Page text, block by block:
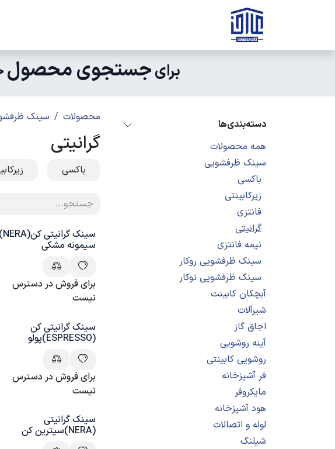
صرف نظر و مشاهده محتوا
برایجستجوی محصول
دسته‌بندی‌ها
همه محصولات
سینک ظرفشویی
باکسی
زیرکابینتی
فانتزی
گرانیتی
نیمه فانتزی
سینک ظرفشویی روکار
سینک ظرفشویی توکار
آبچکان کابینت
شیرآلات
اجاق گاز
آینه روشویی
روشویی کابینتی
فر آشپزخانه
مایکروفر
هود آشپزخانه
لوله و اتصالات
شیلنگ
محصولات سینک
گرانیتی
باکسی
سینک گرانیتی کن(NERA)
سیمونه مشکی
برای فروش در دسترس
نیست
سینک گرانیتی کن
(ESPRESSO)پولو
برای فروش در دسترس
نیست
سینک گرانیتی
(NERA)سیترین کن